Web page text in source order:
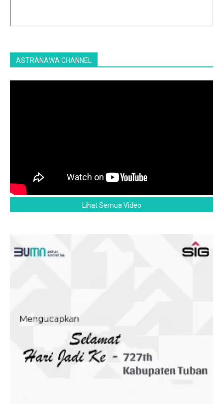
ASTRANAWA CHANNEL
Lihat Semua Video